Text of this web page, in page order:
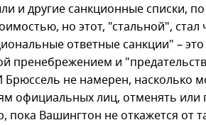
и другие санкционные списки,
но этот, "стальной",
ответные санкции" –
пренебрежением и
Брюссель не намерен, насколько
официальных лиц, отменять или
пока Вашингтон не откажется от